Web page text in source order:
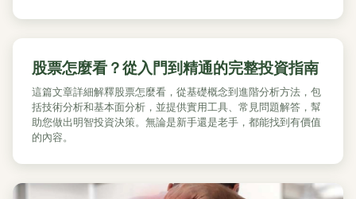
股票怎麼看？從入門到精通的完整投資指南
這篇文章詳細解釋股票怎麼看，從基礎概念到進階分析方法，包
括技術分析和基本面分析，並提供實用工具、常見問題解答，幫
助您做出明智投資決策。無論是新手還是老手，都能找到有價值
的內容。